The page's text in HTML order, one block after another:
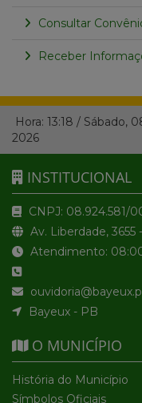
Consultar
Receber
Hora: 13:18 / Sábado,
2026
INSTITUCIONAL
CNPJ: 08.924.581/
Av. Liberdade,
Atendimento:
Bayeux - PB
O MUNICÍPIO
História do Município
Símbolos Oficiais